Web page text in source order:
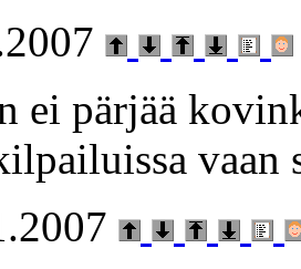
ei pärjää